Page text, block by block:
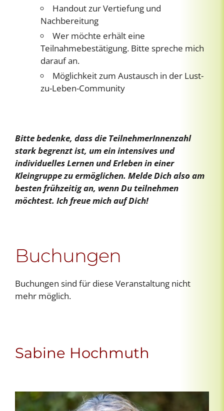
Handout zur Vertiefung und
Nachbereitung
Wer möchte erhält eine
Teilnahmebestätigung. Bitte spreche mich
darauf an.
Möglichkeit zum Austausch in der Lust-
zu-Leben-Community
Bitte bedenke, dass die TeilnehmerInnenzahl
stark begrenzt ist, um ein intensives und
individuelles Lernen und Erleben in einer
Kleingruppe zu ermöglichen. Melde Dich also am
besten frühzeitig an, wenn Du teilnehmen
möchtest. Ich freue mich auf Dich!
Buchungen
Buchungen sind für diese Veranstaltung nicht
mehr möglich.
Sabine Hochmuth